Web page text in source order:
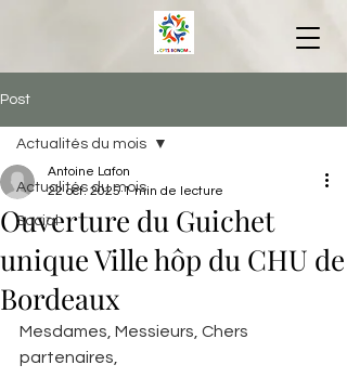
Post
Actualités du mois
Social
Actualités du mois
Ouverture du Guichet
unique Ville hôp du CHU de
Bordeaux
Antoine Lafon
22 oct. 2025 1 min de lecture
Mesdames, Messieurs, Chers
partenaires,